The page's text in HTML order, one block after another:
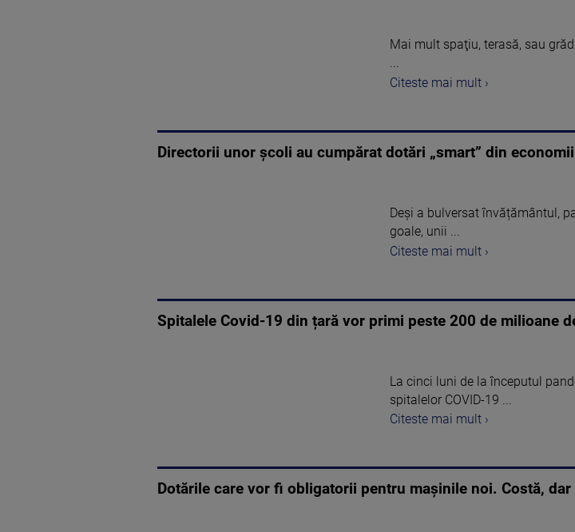
Mai mult spaţiu, terasă, sau
...
Citeste mai mult ›
Directorii unor școli au cumpărat dotări „smart” din
Deși a bulversat învățământul,
goale, unii ...
Citeste mai mult ›
Spitalele Covid-19 din țară vor primi peste 200 de milioane
La cinci luni de la începutul
spitalelor COVID-19 ...
Citeste mai mult ›
Dotările care vor fi obligatorii pentru mașinile noi. Costă,